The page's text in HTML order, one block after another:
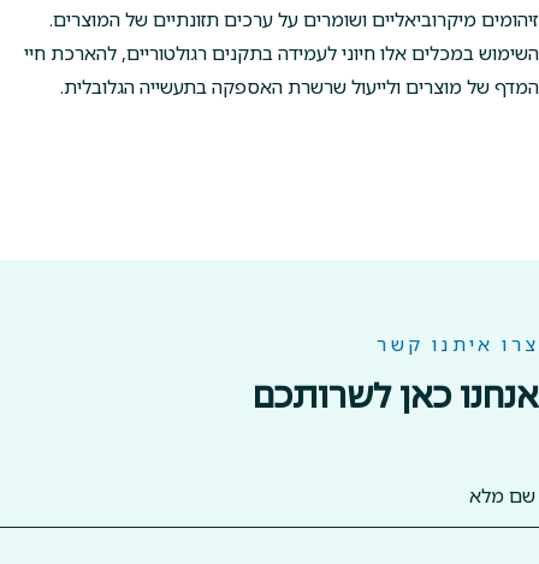
זיהומים מיקרוביאליים ושומרים על ערכים תזונתיים של המוצרים.
השימוש במכלים אלו חיוני לעמידה בתקנים רגולטוריים, להארכת חיי
המדף של מוצרים ולייעול שרשרת האספקה בתעשייה הגלובלית.
צרו איתנו קשר
אנחנו כאן לשרותכם